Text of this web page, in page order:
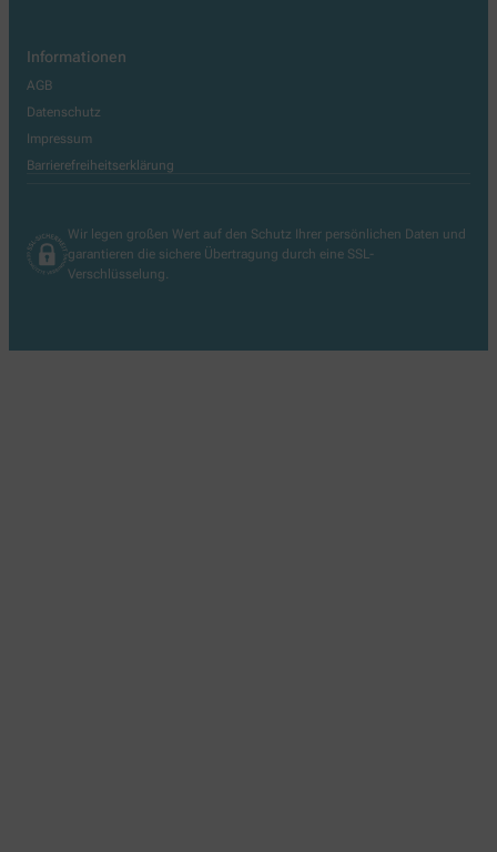
Informationen
AGB
Datenschutz
Impressum
Barrierefreiheitserklärung
Wir legen großen Wert auf den Schutz Ihrer persönlichen Daten und
garantieren die sichere Übertragung durch eine SSL-
Verschlüsselung.